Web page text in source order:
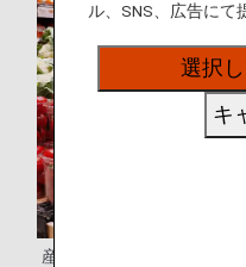
産地直送のフレッシュな
ル、SNS、広告にて
選択
キ